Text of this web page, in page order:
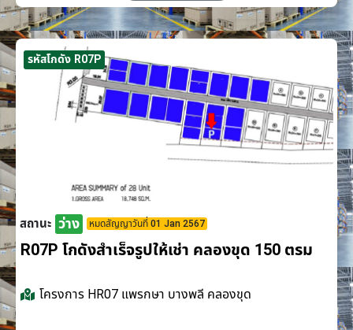
รหัสโกดัง R07P
สถานะ ว่าง หมดสัญญาวันที่ 01 Jan 2567
R07P โกดังสำเร็จรูปให้เช่า คลองขุด 150 ตรม
โครงการ HR07 แพรกษา บางพลี คลองขุด